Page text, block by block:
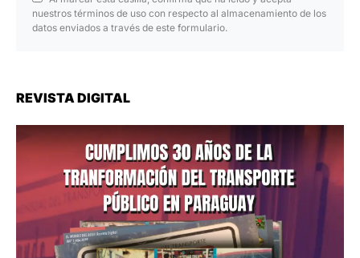
nuestros términos de uso con respecto al almacenamiento de los
datos enviados a través de este formulario.
REVISTA DIGITAL